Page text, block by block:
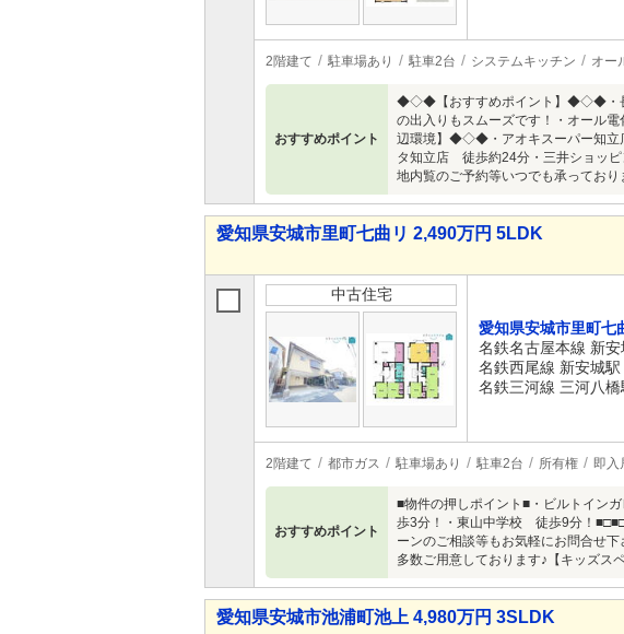
2階建て 駐車場あり 駐車2台 システムキッチン オー
おすすめポイント
◆◇◆【おすすめポイント】◆◇◆・長
の出入りもスムーズです！・オール
辺環境】◆◇◆・アオキスーパー知立
タ知立店 徒歩約24分・三井ショッ
地内覧のご予約等いつでも承ってお
愛知県安城市里町七曲リ 2,490万円 5LDK
中古住宅
愛知県安城市里町七
名鉄名古屋本線 新
名鉄西尾線 新安城
名鉄三河線 三河八
2階建て 都市ガス 駐車場あり 駐車2台 所有権 即入
おすすめポイント
■物件の押しポイント■・ビルトイン
歩3分！・東山中学校 徒歩9分！
ーンのご相談等もお気軽にお問合せ
多数ご用意しております♪【キッズス
愛知県安城市池浦町池上 4,980万円 3SLDK